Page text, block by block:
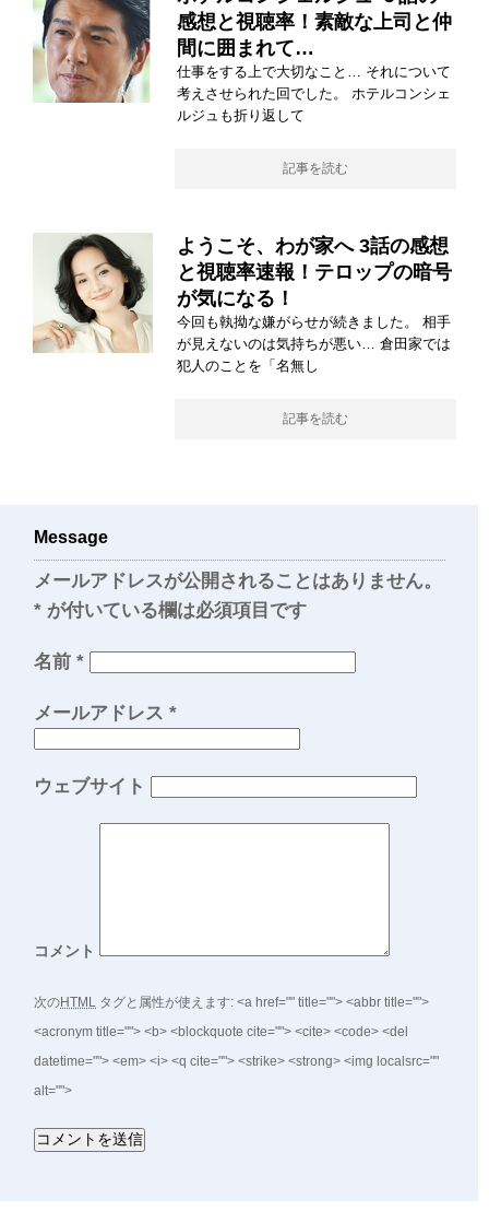
感想と視聴率！素敵な上司と仲
間に囲まれて…
仕事をする上で大切なこと… それについて
考えさせられた回でした。 ホテルコンシェ
ルジュも折り返して
記事を読む
ようこそ、わが家へ 3話の感想
と視聴率速報！テロップの暗号
が気になる！
今回も執拗な嫌がらせが続きました。 相手
が見えないのは気持ちが悪い… 倉田家では
犯人のことを「名無し
記事を読む
Message
メールアドレスが公開されることはありません。
* が付いている欄は必須項目です
名前 *
メールアドレス *
ウェブサイト
コメント
次のHTML タグと属性が使えます: <a href="" title=""> <abbr title="">
<acronym title=""> <b> <blockquote cite=""> <cite> <code> <del
datetime=""> <em> <i> <q cite=""> <strike> <strong> <img localsrc=""
alt="">